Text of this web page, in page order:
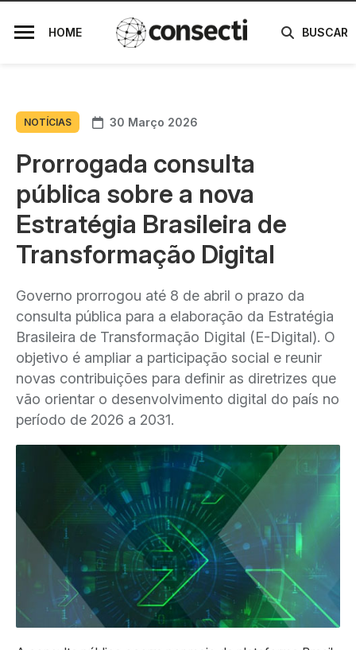
HOME BUSCAR
NOTÍCIAS 30 Março 2026
Prorrogada consulta
pública sobre a nova
Estratégia Brasileira de
Transformação Digital
Governo prorrogou até 8 de abril o prazo da
consulta pública para a elaboração da Estratégia
Brasileira de Transformação Digital (E-Digital). O
objetivo é ampliar a participação social e reunir
novas contribuições para definir as diretrizes que
vão orientar o desenvolvimento digital do país no
período de 2026 a 2031.